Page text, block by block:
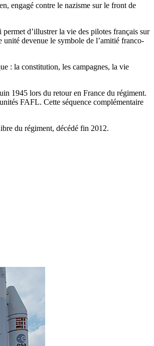
engagé contre le nazisme sur le front de
d’illustrer la vie des pilotes français sur
unité devenue le symbole de l’amitié franco-
: la constitution, les campagnes, la vie
1945 lors du retour en France du régiment.
FAFL. Cette séquence complémentaire
du régiment, décédé fin 2012.